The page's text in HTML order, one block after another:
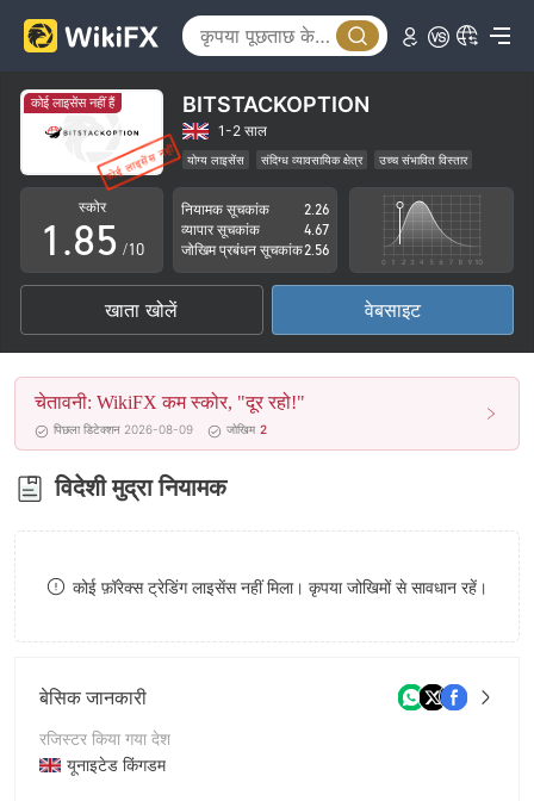
कोई लाइसेंस नहीं हैं BITSTACKOPTION
1-2 साल
योग्य लाइसेंस संदिग्ध व्यावसायिक क्षेत्र उच्च संभावित विस्तार
स्कोर
0
1
2
3
4
5
6
7
8
.
4
5
6
7
8
9
1
2
3
4
5
6
7
8
9
/10
नियामक सूचकांक
2.26
व्यापार सूचकांक
4.67
जोखिम प्रबंधन सूचकांक2.56
खाता खोलें वेबसाइट
चेतावनी: WikiFX कम स्कोर, "दूर रहो!"
पिछला डिटेक्शन 2026-08-09 जोखिम 2
विदेशी मुद्रा नियामक
कोई फ़ॉरेक्स ट्रेडिंग लाइसेंस नहीं मिला। कृपया जोखिमों से सावधान रहें।
बेसिक जानकारी
रजिस्टर किया गया देश
यूनाइटेड किंगडम